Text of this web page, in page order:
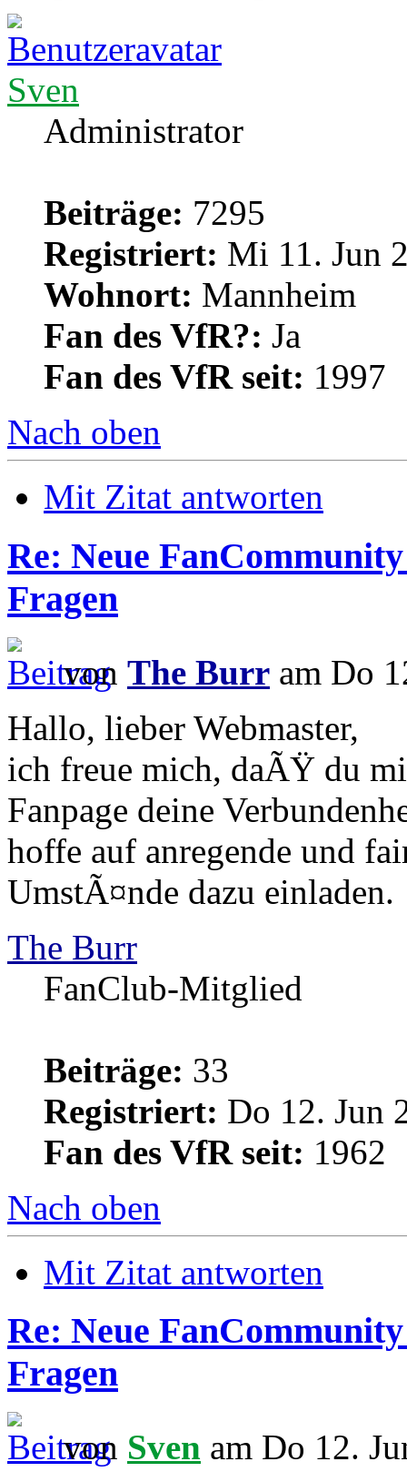
Sven
Administrator
Beiträge: 7295
Registriert: Mi 11. Jun
Wohnort: Mannheim
Fan des VfR?: Ja
Fan des VfR seit: 1997
Nach oben
Mit Zitat antworten
Re: Neue
Fragen
von The Burr am Do
Hallo, lieber Webmaster,
ich freue mich, daÃŸ du
Fanpage deine
hoffe auf anregende und
UmstÃ¤nde dazu einladen.
The Burr
FanClub-Mitglied
Beiträge: 33
Registriert: Do 12. Jun
Fan des VfR seit: 1962
Nach oben
Mit Zitat antworten
Re: Neue
Fragen
von Sven am Do 12.